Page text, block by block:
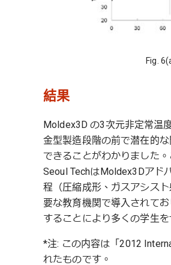
Fig.
結果
Moldex3D の3次元非定常温
金型製造段階の前で潜在的
できることがわかりました
Seoul TechはMoldex3Dアド
程（圧縮成形、ガスアシス
要な教育機関で導入されて
することにより多くの学生
*注: この内容は「2012
れたものです。